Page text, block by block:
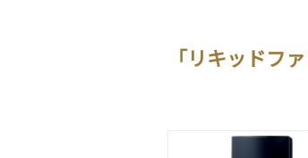
「リキッドフ